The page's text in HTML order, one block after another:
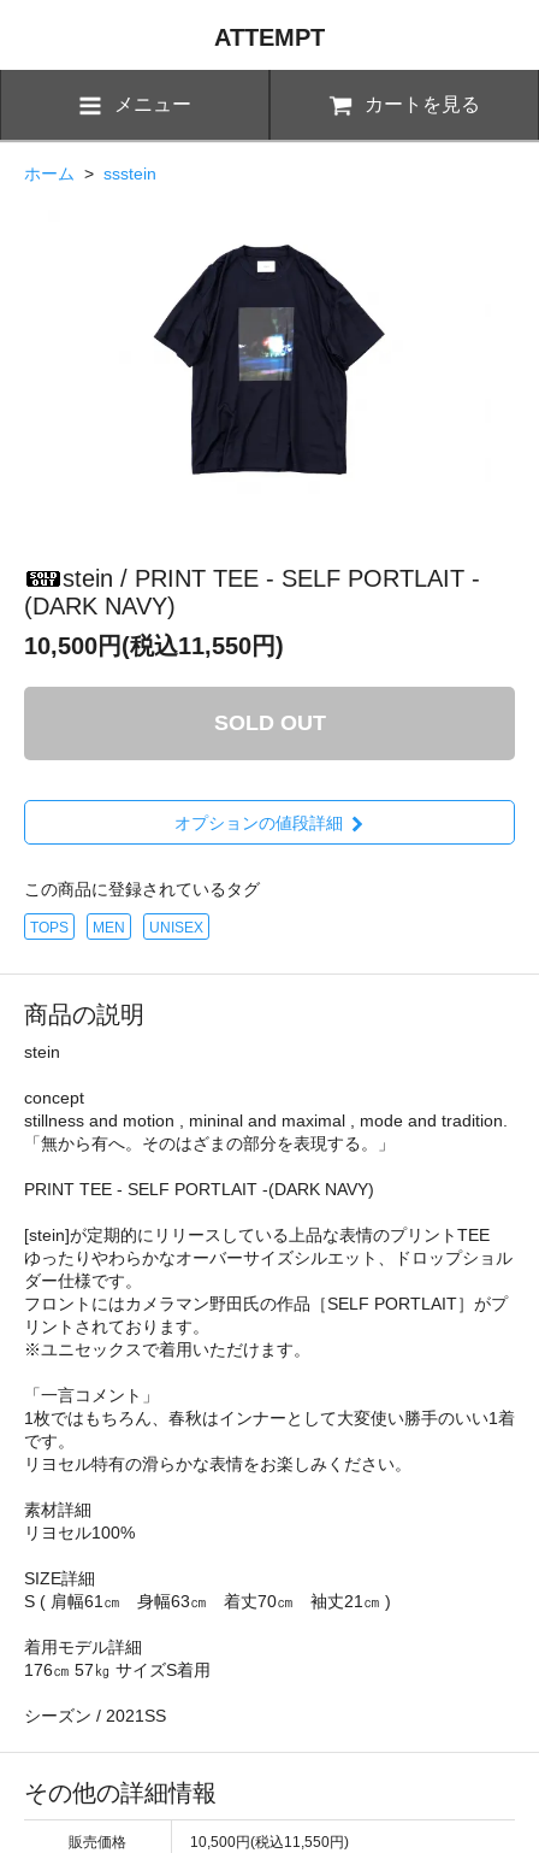
ATTEMPT
メニュー カートを見る
ホーム > ssstein
stein / PRINT TEE - SELF PORTLAIT -
(DARK NAVY)
10,500円(税込11,550円)
SOLD OUT
オプションの値段詳細
この商品に登録されているタグ
TOPS MEN UNISEX
商品の説明
stein
concept
stillness and motion , mininal and maximal , mode and tradition.
「無から有へ。そのはざまの部分を表現する。」
PRINT TEE - SELF PORTLAIT -(DARK NAVY)
[stein]が定期的にリリースしている上品な表情のプリントTEE
ゆったりやわらかなオーバーサイズシルエット、ドロップショル
ダー仕様です。
フロントにはカメラマン野田氏の作品［SELF PORTLAIT］がプ
リントされております。
※ユニセックスで着用いただけます。
「一言コメント」
1枚ではもちろん、春秋はインナーとして大変使い勝手のいい1着
です。
リヨセル特有の滑らかな表情をお楽しみください。
素材詳細
リヨセル100%
SIZE詳細
S ( 肩幅61㎝ 身幅63㎝ 着丈70㎝ 袖丈21㎝ )
着用モデル詳細
176㎝ 57㎏ サイズS着用
シーズン / 2021SS
その他の詳細情報
販売価格 10,500円(税込11,550円)